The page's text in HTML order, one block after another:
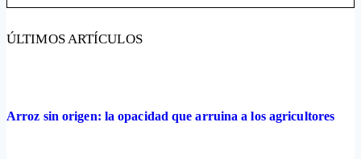
ÚLTIMOS ARTÍCULOS
Arroz sin origen: la opacidad que arruina a los agricultores